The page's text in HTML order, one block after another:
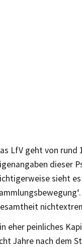
LfV geht von rund
dieser
sieht
eher peinliches
Jahre nach dem